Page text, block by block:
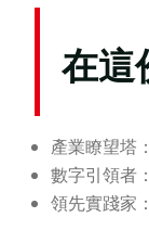
在這
產業瞭望塔
數字引領者
領先實踐家